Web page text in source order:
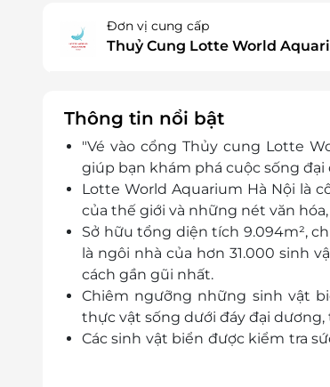
Đơn vị cung cấp
Thuỷ Cung Lotte World
Thông tin nổi bật
"Vé vào cổng Thủy cung Lotte
giúp bạn khám phá cuộc sống đại
Lotte World Aquarium Hà Nội là
của thế giới và những nét văn
Sở hữu tổng diện tích 9.094m²,
là ngôi nhà của hơn 31.000 sinh
cách gần gũi nhất.
Chiêm ngưỡng những sinh vật
thực vật sống dưới đáy đại
Các sinh vật biển được kiểm tra
tốt nhất. Bạn có thể lắng nghe
khỏe của chim cánh cụt, sư tử